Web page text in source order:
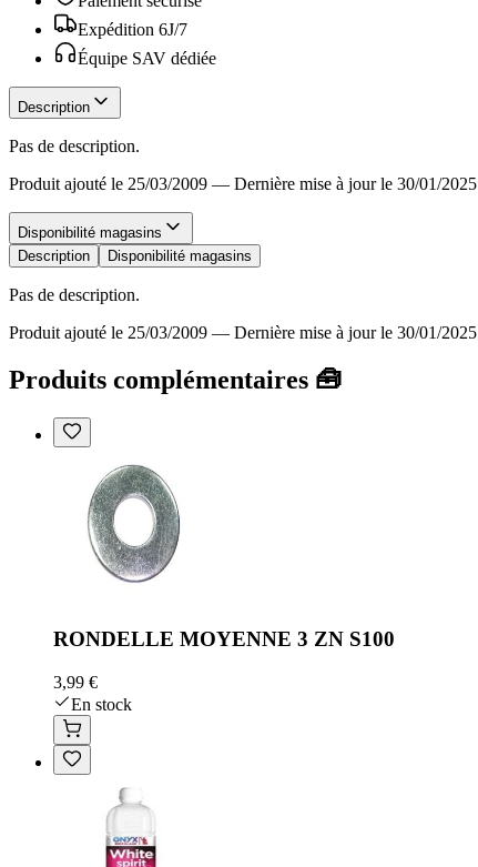
Expédition 6J/7
Équipe SAV dédiée
Description
Pas de description.
Produit ajouté le 25/03/2009 — Dernière mise à jour le 30/01/2025
Disponibilité magasins
Description
Disponibilité magasins
Pas de description.
Produit ajouté le 25/03/2009 — Dernière mise à jour le 30/01/2025
Produits complémentaires 🧰
RONDELLE MOYENNE 3 ZN S100
3,99 €
En stock